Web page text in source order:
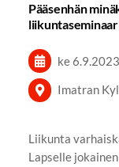
Pääsenhän
ke 6.9.2023
Imatran
Liikunta
Lapselle